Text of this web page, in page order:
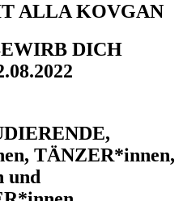
ALLA KOVGAN
DICH
TÄNZER*innen,
und